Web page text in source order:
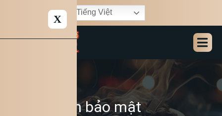
Tiếng Việt
X
Chính sách bảo mật